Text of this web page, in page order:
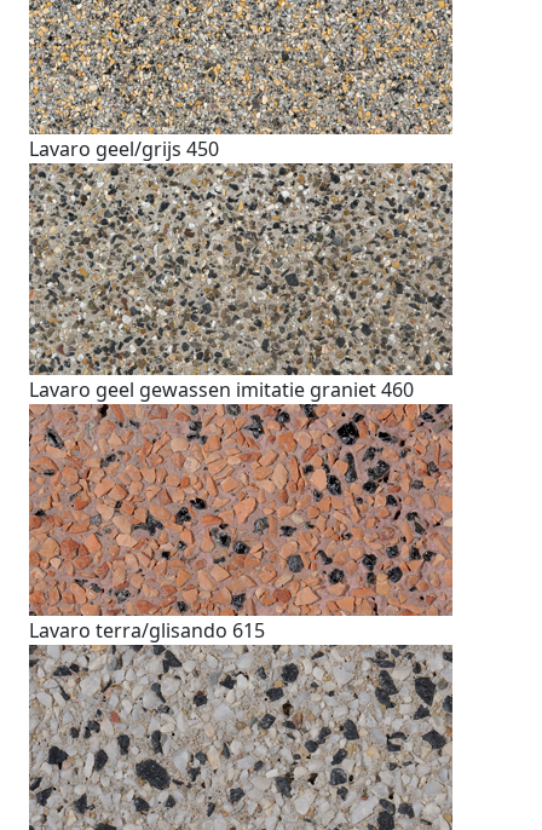
Lavaro geel/grijs 450
Lavaro geel gewassen imitatie graniet 460
Lavaro terra/glisando 615